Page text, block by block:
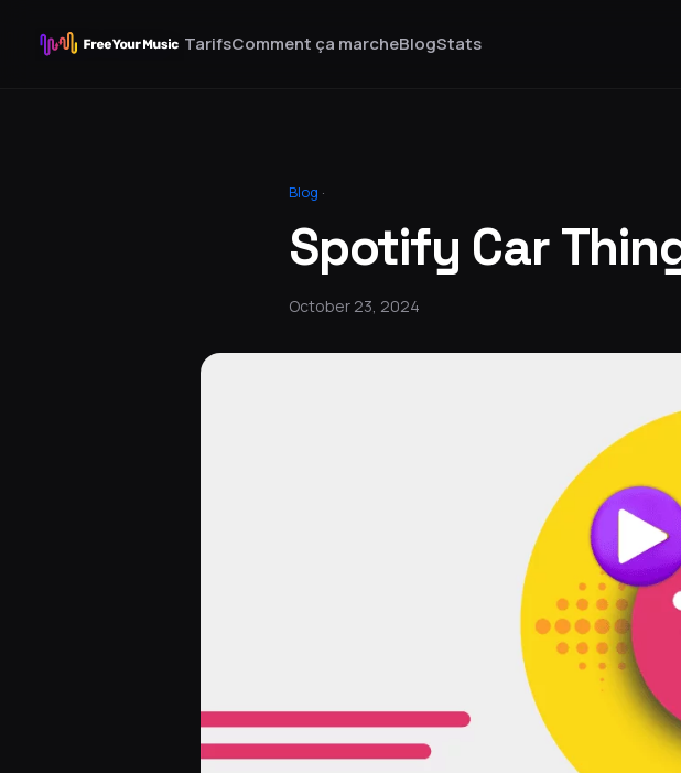
TarifsComment ça marcheBlogStats
Blog ·
Spotify Car
October 23, 2024